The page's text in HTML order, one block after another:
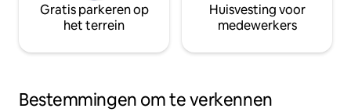
Gratis parkeren op
het terrein
Huisvesting voor
medewerkers
Bestemmingen om te verkennen